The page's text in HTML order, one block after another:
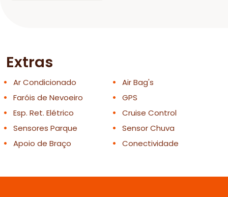
Extras
Ar Condicionado
Air Bag's
Faróis de Nevoeiro
GPS
Esp. Ret. Elétrico
Cruise Control
Sensores Parque
Sensor Chuva
Apoio de Braço
Conectividade